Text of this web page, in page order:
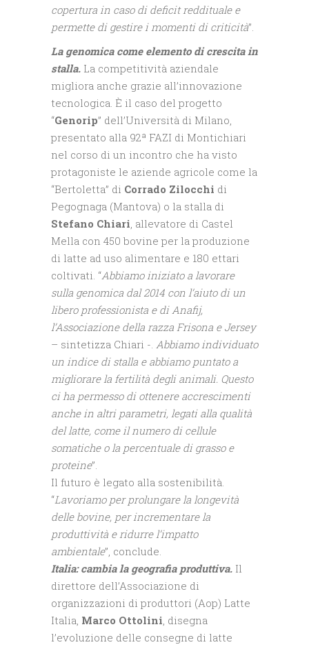
copertura in caso di deficit reddituale e
permette di gestire i momenti di criticità”.
La genomica come elemento di crescita in
stalla. La competitività aziendale
migliora anche grazie all’innovazione
tecnologica. È il caso del progetto
“Genorip” dell’Università di Milano,
presentato alla 92ª FAZI di Montichiari
nel corso di un incontro che ha visto
protagoniste le aziende agricole come la
“Bertoletta” di Corrado Zilocchi di
Pegognaga (Mantova) o la stalla di
Stefano Chiari, allevatore di Castel
Mella con 450 bovine per la produzione
di latte ad uso alimentare e 180 ettari
coltivati. “Abbiamo iniziato a lavorare
sulla genomica dal 2014 con l’aiuto di un
libero professionista e di Anafij,
l’Associazione della razza Frisona e Jersey
– sintetizza Chiari -. Abbiamo individuato
un indice di stalla e abbiamo puntato a
migliorare la fertilità degli animali. Questo
ci ha permesso di ottenere accrescimenti
anche in altri parametri, legati alla qualità
del latte, come il numero di cellule
somatiche o la percentuale di grasso e
proteine”.
Il futuro è legato alla sostenibilità.
“Lavoriamo per prolungare la longevità
delle bovine, per incrementare la
produttività e ridurre l’impatto
ambientale”, conclude.
Italia: cambia la geografia produttiva. Il
direttore dell’Associazione di
organizzazioni di produttori (Aop) Latte
Italia, Marco Ottolini, disegna
l’evoluzione delle consegne di latte